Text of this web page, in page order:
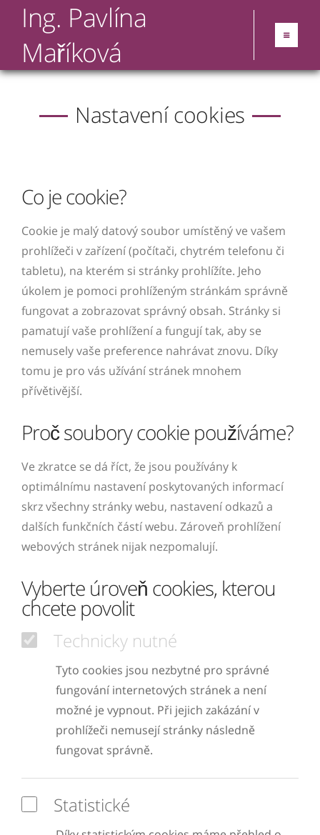
Ing. Pavlína
Maříková
Nastavení cookies
Co je cookie?
Cookie je malý datový soubor umístěný ve vašem
prohlížeči v zařízení (počítači, chytrém telefonu či
tabletu), na kterém si stránky prohlížíte. Jeho
úkolem je pomoci prohlíženým stránkám správně
fungovat a zobrazovat správný obsah. Stránky si
pamatují vaše prohlížení a fungují tak, aby se
nemusely vaše preference nahrávat znovu. Díky
tomu je pro vás užívání stránek mnohem
přívětivější.
Proč soubory cookie používáme?
Ve zkratce se dá říct, že jsou používány k
optimálnímu nastavení poskytovaných informací
skrz všechny stránky webu, nastavení odkazů a
dalších funkčních částí webu. Zároveň prohlížení
webových stránek nijak nezpomalují.
Vyberte úroveň cookies, kterou
chcete povolit
Technicky nutné
Tyto cookies jsou nezbytné pro správné
fungování internetových stránek a není
možné je vypnout. Při jejich zakázání v
prohlížeči nemusejí stránky následně
fungovat správně.
Statistické